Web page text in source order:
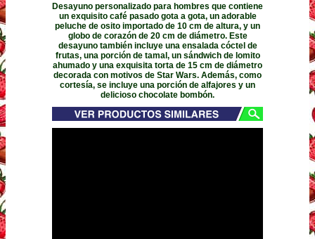
Desayuno personalizado para hombres que contiene
un exquisito café pasado gota a gota, un adorable
peluche de osito importado de 10 cm de altura, y un
globo de corazón de 20 cm de diámetro. Este
desayuno también incluye una ensalada cóctel de
frutas, una porción de tamal, un sándwich de lomito
ahumado y una exquisita torta de 15 cm de diámetro
decorada con motivos de Star Wars. Además, como
cortesía, se incluye una porción de alfajores y un
delicioso chocolate bombón.